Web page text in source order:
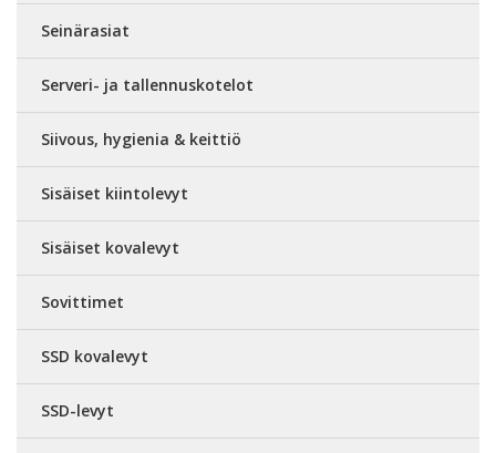
Seinärasiat
Serveri- ja tallennuskotelot
Siivous, hygienia & keittiö
Sisäiset kiintolevyt
Sisäiset kovalevyt
Sovittimet
SSD kovalevyt
SSD-levyt